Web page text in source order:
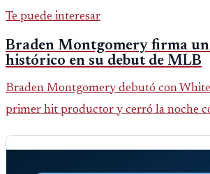
Te puede interesar
Braden Montgomery firma
histórico en su debut de MLB
Braden Montgomery debutó con White
primer hit productor y cerró la noche
este tipo en la historia.